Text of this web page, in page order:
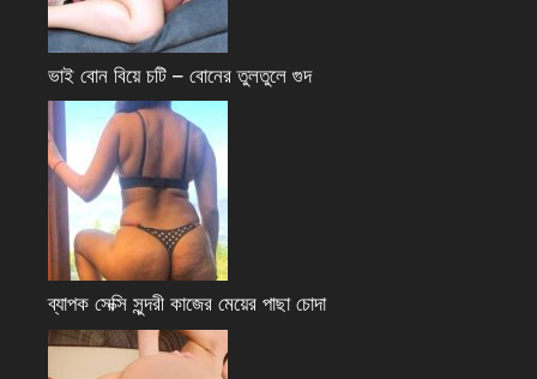
ভাই বোন বিয়ে চটি – বোনের তুলতুলে গুদ
ব্যাপক সেক্সি সুন্দরী কাজের মেয়ের পাছা চোদা